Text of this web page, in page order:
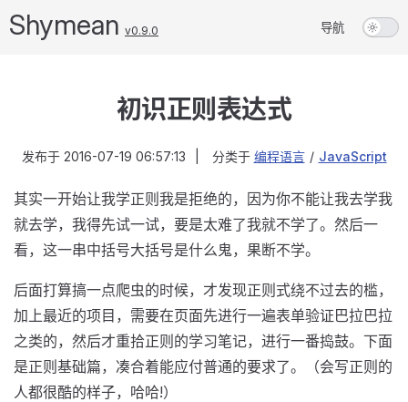
Shymean v0.9.0 导航
初识正则表达式
发布于 2016-07-19 06:57:13 分类于 编程语言 / JavaScript
其实一开始让我学正则我是拒绝的，因为你不能让我去学我
就去学，我得先试一试，要是太难了我就不学了。然后一
看，这一串中括号大括号是什么鬼，果断不学。
后面打算搞一点爬虫的时候，才发现正则式绕不过去的槛，
加上最近的项目，需要在页面先进行一遍表单验证巴拉巴拉
之类的，然后才重拾正则的学习笔记，进行一番捣鼓。下面
是正则基础篇，凑合着能应付普通的要求了。（会写正则的
人都很酷的样子，哈哈!）